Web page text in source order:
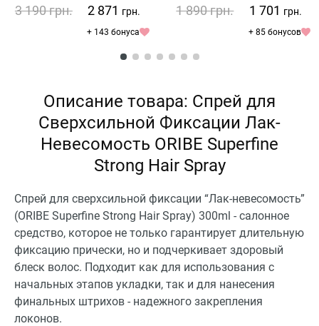
3 190грн. 2 871 грн.
+ 143 бонуса
1 890грн. 1 701 грн.
+ 85 бонусов
Описание товара: Спрей для
Сверхсильной Фиксации Лак-
Невесомость ORIBE Superfine
Strong Hair Spray
Спрей для сверхсильной фиксации “Лак-невесомость”
(ORIBE Superfine Strong Hair Spray) 300ml - салонное
средство, которое не только гарантирует длительную
фиксацию прически, но и подчеркивает здоровый
блеск волос. Подходит как для использования с
начальных этапов укладки, так и для нанесения
финальных штрихов - надежного закрепления
локонов.